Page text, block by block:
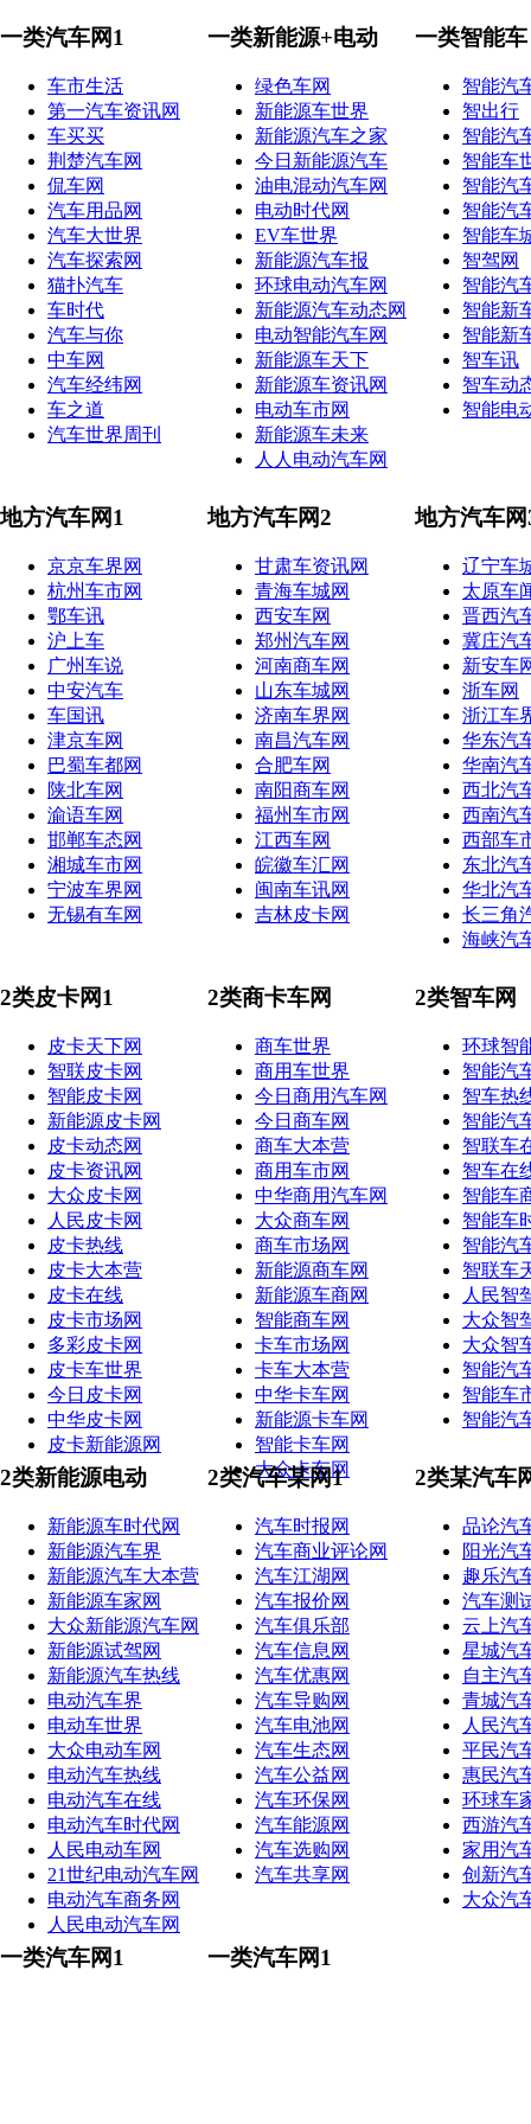
一类汽车网1
车市生活
第一汽车资讯网
车买买
荆楚汽车网
侃车网
汽车用品网
汽车大世界
汽车探索网
猫扑汽车
车时代
汽车与你
中车网
汽车经纬网
车之道
汽车世界周刊
一类新能源+电动
绿色车网
新能源车世界
新能源汽车之家
今日新能源汽车
油电混动汽车网
电动时代网
EV车世界
新能源汽车报
环球电动汽车网
新能源汽车动态网
电动智能汽车网
新能源车天下
新能源车资讯网
电动车市网
新能源车未来
人人电动汽车网
一类智能车
智能汽
智出行
智能汽
智能车
智能汽
智能汽
智能车
智驾网
智能汽
智能新
智能新
智车讯
智车动
智能电
地方汽车网1
京京车界网
杭州车市网
鄂车讯
沪上车
广州车说
中安汽车
车国讯
津京车网
巴蜀车都网
陕北车网
渝语车网
邯郸车态网
湘城车市网
宁波车界网
无锡有车网
地方汽车网2
甘肃车资讯网
青海车城网
西安车网
郑州汽车网
河南商车网
山东车城网
济南车界网
南昌汽车网
合肥车网
南阳商车网
福州车市网
江西车网
皖徽车汇网
闽南车讯网
吉林皮卡网
地方汽车网
辽宁车
太原车
晋西汽
冀庄汽
新安车
浙车网
浙江车
华东汽
华南汽
西北汽
西南汽
西部车
东北汽
华北汽
长三角
海峡汽
2类皮卡网1
皮卡天下网
智联皮卡网
智能皮卡网
新能源皮卡网
皮卡动态网
皮卡资讯网
大众皮卡网
人民皮卡网
皮卡热线
皮卡大本营
皮卡在线
皮卡市场网
多彩皮卡网
皮卡车世界
今日皮卡网
中华皮卡网
皮卡新能源网
2类商卡车网
商车世界
商用车世界
今日商用汽车网
今日商车网
商车大本营
商用车市网
中华商用汽车网
大众商车网
商车市场网
新能源商车网
新能源车商网
智能商车网
卡车市场网
卡车大本营
中华卡车网
新能源卡车网
智能卡车网
大众卡车网
2类智车网
环球智
智能汽
智车热
智能汽
智联车
智车在
智能车
智能车
智能汽
智联车
人民智
大众智
大众智
智能汽
智能车
智能汽
2类新能源电动
新能源车时代网
新能源汽车界
新能源汽车大本营
新能源车家网
大众新能源汽车网
新能源试驾网
新能源汽车热线
电动汽车界
电动车世界
大众电动车网
电动汽车热线
电动汽车在线
电动汽车时代网
人民电动车网
21世纪电动汽车网
电动汽车商务网
人民电动汽车网
2类汽车某网1
汽车时报网
汽车商业评论网
汽车江湖网
汽车报价网
汽车俱乐部
汽车信息网
汽车优惠网
汽车导购网
汽车电池网
汽车生态网
汽车公益网
汽车环保网
汽车能源网
汽车选购网
汽车共享网
2类某汽车
品论汽
阳光汽
趣乐汽
汽车测
云上汽
星城汽
自主汽
青城汽
人民汽
平民汽
惠民汽
环球车
西游汽
家用汽
创新汽
大众汽
一类汽车网1 一类汽车网1